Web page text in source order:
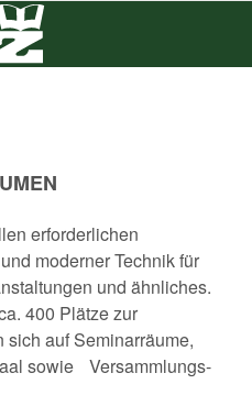
erforderlichen
moderner Technik für
und ähnliches.
400 Plätze zur
auf Seminarräume,
sowie Versammlungs-